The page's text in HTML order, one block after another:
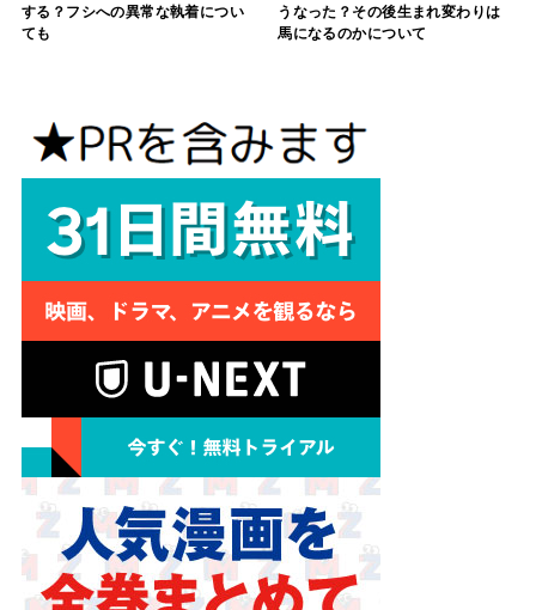
する？フシへの異常な執着につい
ても
うなった？その後生まれ変わりは
馬になるのかについて